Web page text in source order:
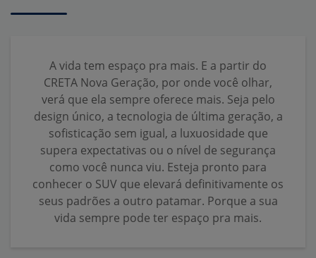
A vida tem espaço pra mais. E a partir do
CRETA Nova Geração, por onde você olhar,
verá que ela sempre oferece mais. Seja pelo
design único, a tecnologia de última geração, a
sofisticação sem igual, a luxuosidade que
supera expectativas ou o nível de segurança
como você nunca viu. Esteja pronto para
conhecer o SUV que elevará definitivamente os
seus padrões a outro patamar. Porque a sua
vida sempre pode ter espaço pra mais.